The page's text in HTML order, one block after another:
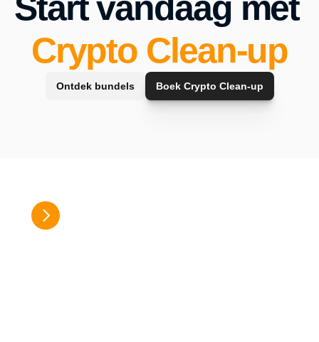
Crypto Clean-up
Ontdek bundels Boek Crypto Clean-up